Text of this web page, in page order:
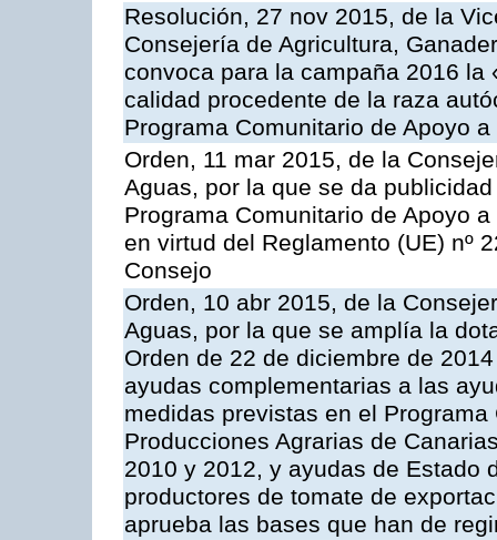
Resolución, 27 nov 2015, de la
Consejería de Agricultura,
convoca para la campaña 2016
calidad procedente de la raza
Programa Comunitario de Apoyo
Orden, 11 mar 2015, de la
Aguas, por la que se da
Programa Comunitario de Apoyo
en virtud del Reglamento (UE) nº
Consejo
Orden, 10 abr 2015, de la
Aguas, por la que se amplía la
Orden de 22 de diciembre de
ayudas complementarias a las
medidas previstas en el
Producciones Agrarias de
2010 y 2012, y ayudas de Estado
productores de tomate de
aprueba las bases que han de